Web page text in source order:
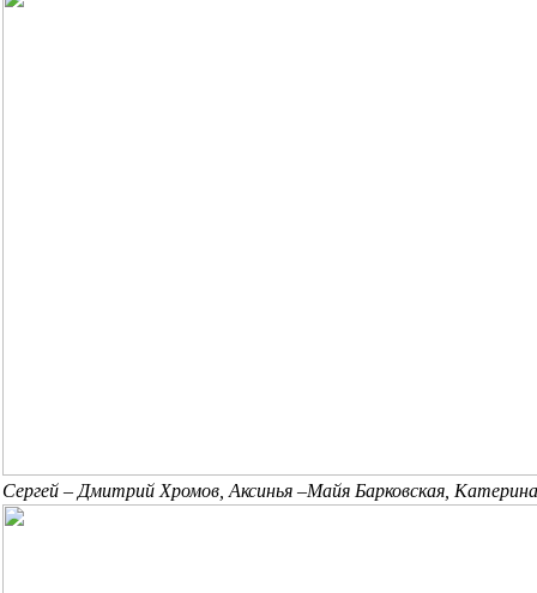
Сергей – Дмитрий Хромов, Аксинья –Майя Барковская,